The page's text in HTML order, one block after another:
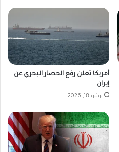
أمريكا تعلن رفع الحصار البحري عن
إيران
يونيو 18, 2026